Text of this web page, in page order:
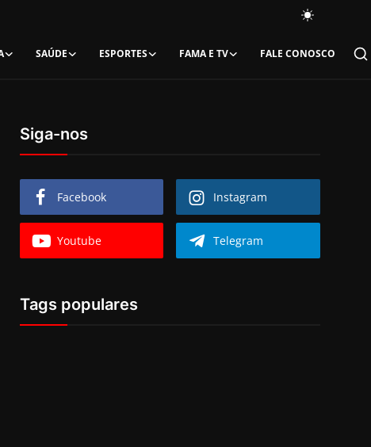
SAÚDE ESPORTES FAMA E TV FALE CONOSCO
Siga-nos
Facebook Instagram
Youtube Telegram
Tags populares